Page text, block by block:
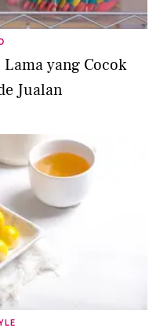
yang Cocok
Jualan